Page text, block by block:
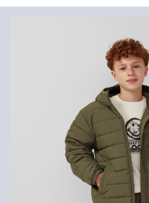
Wypełnienie: włókna
Nie wybielać/nie chlorować
Nie czyścić chemicznie
Pranie standardowe 30°C
Nie prasować
Suszyć w niskiej temperaturze
Czas dostawy jest wyświetlany
Koszt wysyłki wynosi 15 zł (opłata
Zwrot produktów możliwy jest w ciągu